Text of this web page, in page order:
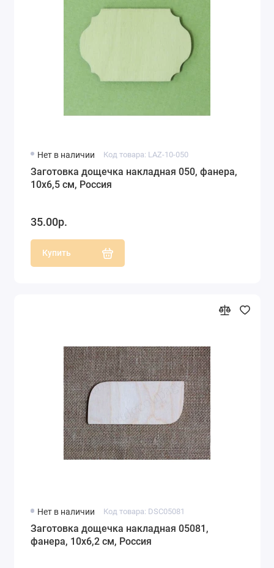
Нет в наличии Код товара: LAZ-10-050
Заготовка дощечка накладная 050, фанера,
10х6,5 см, Россия
35.00р.
Купить
Нет в наличии Код товара: DSC05081
Заготовка дощечка накладная 05081,
фанера, 10х6,2 см, Россия